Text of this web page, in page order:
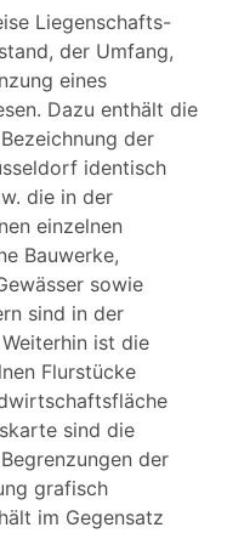
Liegenschafts-
der Umfang,
eines
Dazu enthält die
der
identisch
die in der
einzelnen
Bauwerke,
sowie
sind in der
ist die
Flurstücke
sind die
der
grafisch
im Gegensatz